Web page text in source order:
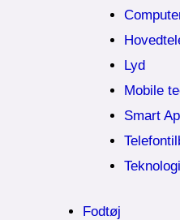
Lyd
Mobile
Smart
Fodtøj